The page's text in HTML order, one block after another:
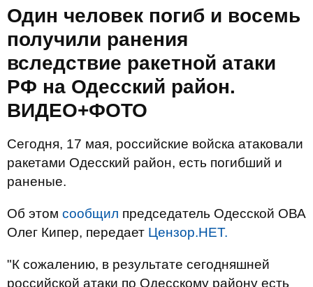
Один человек погиб и восемь
получили ранения
вследствие ракетной атаки
РФ на Одесский район.
ВИДЕО+ФОТО
Сегодня, 17 мая, российские войска атаковали
ракетами Одесский район, есть погибший и
раненые.
Об этом сообщил председатель Одесской ОВА
Олег Кипер, передает Цензор.НЕТ.
"К сожалению, в результате сегодняшней
российской атаки по Одесскому району есть